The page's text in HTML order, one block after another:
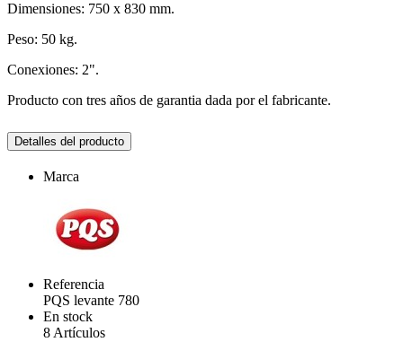
Dimensiones: 750 x 830 mm.
Peso: 50 kg.
Conexiones: 2".
Producto con tres años de garantia dada por el fabricante.
Detalles del producto
Marca
Referencia
PQS levante 780
En stock
8 Artículos